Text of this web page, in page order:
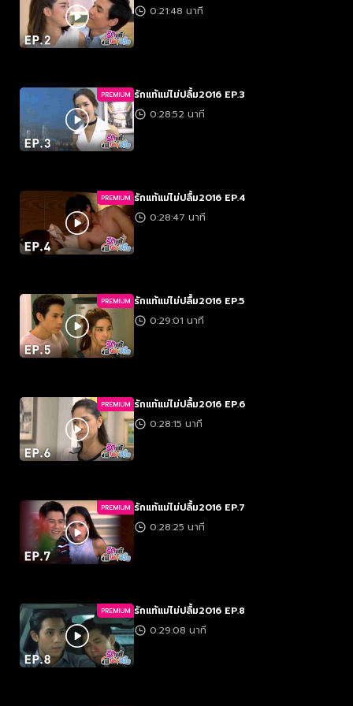
0:21:48 นาที
PREMIUM รักแท้แม่ไม่ปลื้ม2016 EP.3
0:28:52 นาที
PREMIUM รักแท้แม่ไม่ปลื้ม2016 EP.4
0:28:47 นาที
PREMIUM รักแท้แม่ไม่ปลื้ม2016 EP.5
0:29:01 นาที
PREMIUM รักแท้แม่ไม่ปลื้ม2016 EP.6
0:28:15 นาที
PREMIUM รักแท้แม่ไม่ปลื้ม2016 EP.7
0:28:25 นาที
PREMIUM รักแท้แม่ไม่ปลื้ม2016 EP.8
0:29:08 นาที